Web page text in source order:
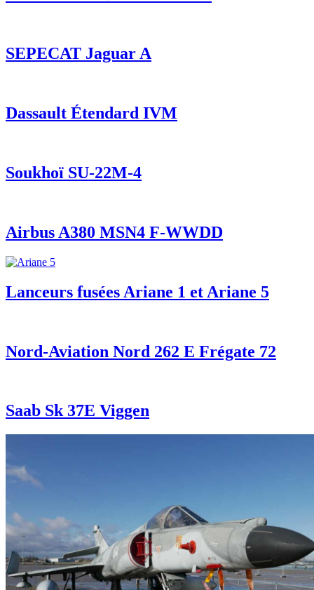
SEPECAT Jaguar A
Dassault Étendard IVM
Soukhoï SU-22M-4
Airbus A380 MSN4 F-WWDD
Lanceurs fusées Ariane 1 et Ariane 5
Nord-Aviation Nord 262 E Frégate 72
Saab Sk 37E Viggen